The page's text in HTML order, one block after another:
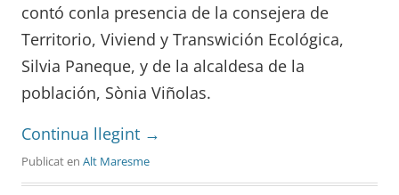
contó conla presencia de la consejera de
Territorio, Viviend y Transwición Ecológica,
Silvia Paneque, y de la alcaldesa de la
población, Sònia Viñolas.
Continua llegint →
Publicat en Alt Maresme